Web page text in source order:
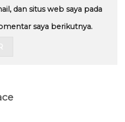
dan situs web saya pada
saya berikutnya.